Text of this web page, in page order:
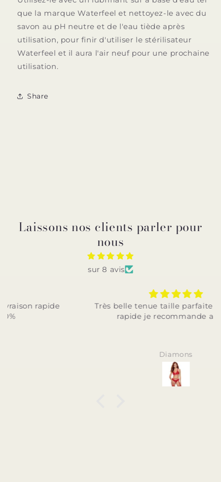
que la marque Waterfeel et nettoyez-le avec du
savon au pH neutre et de l'eau tiède après
utilisation, pour finir d'utiliser le stérilisateur
Waterfeel et il aura l'air neuf pour une prochaine
utilisation.
Share
Laissons nos clients parler pour
nous
sur 8 avis
Très belle tenue taille parfaite et livraison
rapide je recommande a 100%